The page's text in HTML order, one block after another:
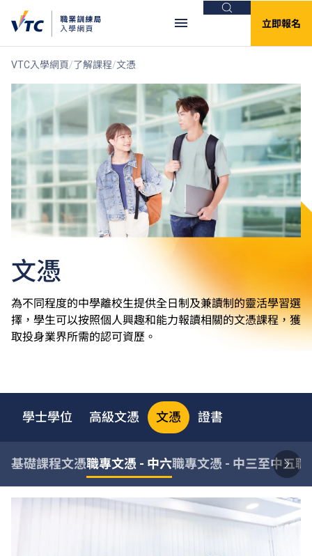
搜尋
立即報名
VTC入學網頁 了解課程 文憑
文憑
為不同程度的中學離校生提供全日制及兼讀制的靈活學習選
擇，學生可以按照個人興趣和能力報讀相關的文憑課程，獲
取投身業界所需的認可資歷。
學士學位 高級文憑 文憑 證書
基礎課程文憑職專文憑 - 中六職專文憑 - 中三至中五職